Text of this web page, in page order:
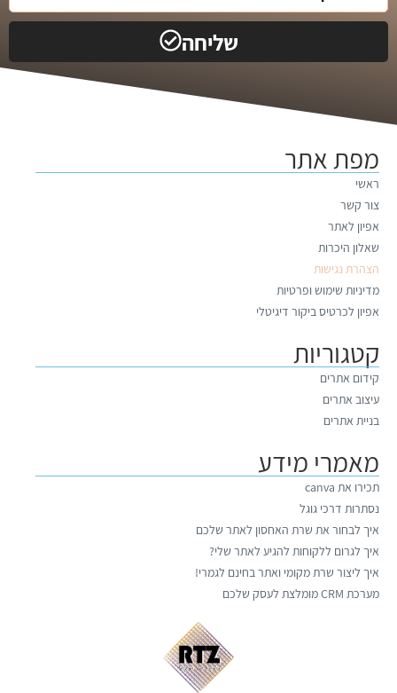
שליחה
מפת אתר
ראשי
צור קשר
אפיון לאתר
שאלון היכרות
הצהרת נגישות
מדיניות שימוש ופרטיות
אפיון לכרטיס ביקור דיגיטלי
קטגוריות
קידום אתרים
עיצוב אתרים
בניית אתרים
מאמרי מידע
תכירו את canva
נסתרות דרכי גוגל
איך לבחור את שרת האחסון לאתר שלכם
איך לגרום ללקוחות להגיע לאתר שלי?
איך ליצור שרת מקומי ואתר בחינם לגמרי!
מערכת CRM מומלצת לעסק שלכם